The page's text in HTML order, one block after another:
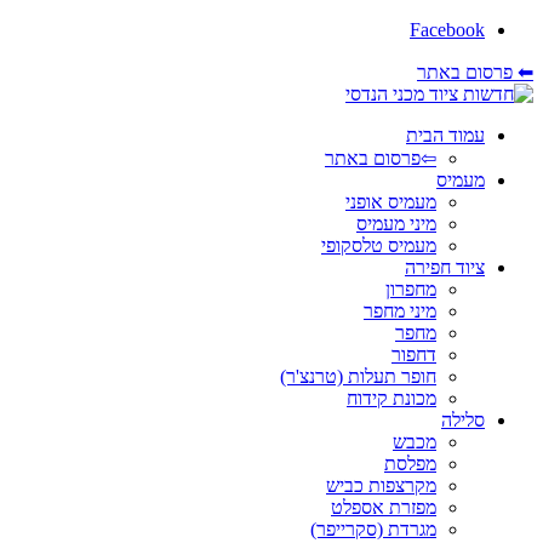
Facebook
באתר
עמוד הבית
⇦פרסום באתר
מעמיס
מעמיס אופני
מיני מעמיס
מעמיס טלסקופי
ציוד חפירה
מחפרון
מיני מחפר
מחפר
דחפור
חופר תעלות (טרנצ'ר)
מכונת קידוח
סלילה
מכבש
מפלסת
מקרצפות כביש
מפזרת אספלט
מגרדת (סקרייפר)